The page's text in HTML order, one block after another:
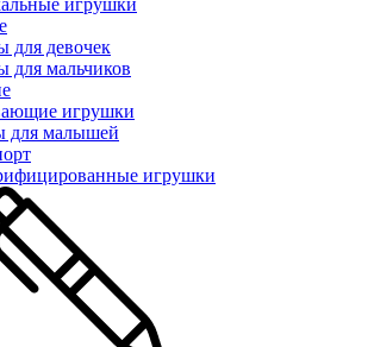
игрушки
для девочек
для мальчиков
игрушки
для малышей
игрушки